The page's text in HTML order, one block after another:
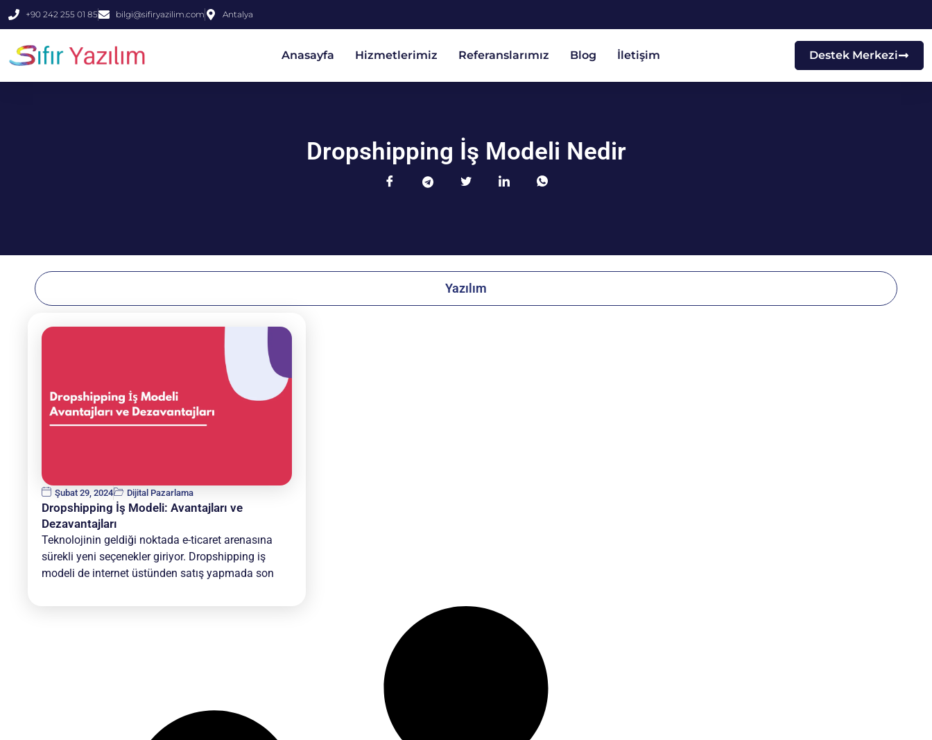
+90 242 255 01 85 bilgi@sifiryazilim.com Antalya
Anasayfa Hizmetlerimiz Referanslarımız Blog İletişim Destek Merkezi
Dropshipping İş Modeli Nedir
Yazılım
Şubat 29, 2024 Dijital Pazarlama
Dropshipping İş Modeli: Avantajları ve
Dezavantajları
Teknolojinin geldiği noktada e-ticaret arenasına
sürekli yeni seçenekler giriyor. Dropshipping iş
modeli de internet üstünden satış yapmada son